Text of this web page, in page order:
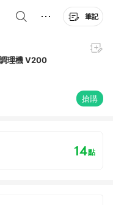
筆記
理機 V200
搶購
14點